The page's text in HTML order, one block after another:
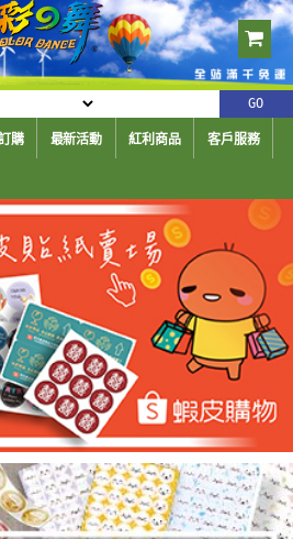
購 最新活動 紅利商品 客戶服務